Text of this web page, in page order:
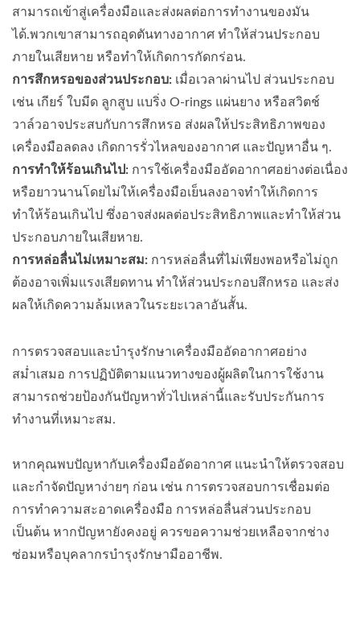
สามารถเข้าสู่เครื่องมือและส่งผลต่อการทำงานของมัน
ได้.พวกเขาสามารถอุดตันทางอากาศ ทำให้ส่วนประกอบ
ภายในเสียหาย หรือทำให้เกิดการกัดกร่อน.
การสึกหรอของส่วนประกอบ: เมื่อเวลาผ่านไป ส่วนประกอบ
เช่น เกียร์ ใบมีด ลูกสูบ แบริ่ง O-rings แผ่นยาง หรือสวิตช์
วาล์วอาจประสบกับการสึกหรอ ส่งผลให้ประสิทธิภาพของ
เครื่องมือลดลง เกิดการรั่วไหลของอากาศ และปัญหาอื่น ๆ.
การทำให้ร้อนเกินไป: การใช้เครื่องมืออัดอากาศอย่างต่อเนื่อง
หรือยาวนานโดยไม่ให้เครื่องมือเย็นลงอาจทำให้เกิดการ
ทำให้ร้อนเกินไป ซึ่งอาจส่งผลต่อประสิทธิภาพและทำให้ส่วน
ประกอบภายในเสียหาย.
การหล่อลื่นไม่เหมาะสม: การหล่อลื่นที่ไม่เพียงพอหรือไม่ถูก
ต้องอาจเพิ่มแรงเสียดทาน ทำให้ส่วนประกอบสึกหรอ และส่ง
ผลให้เกิดความล้มเหลวในระยะเวลาอันสั้น.
การตรวจสอบและบำรุงรักษาเครื่องมืออัดอากาศอย่าง
สม่ำเสมอ การปฏิบัติตามแนวทางของผู้ผลิตในการใช้งาน
สามารถช่วยป้องกันปัญหาทั่วไปเหล่านี้และรับประกันการ
ทำงานที่เหมาะสม.
หากคุณพบปัญหากับเครื่องมืออัดอากาศ แนะนำให้ตรวจสอบ
และกำจัดปัญหาง่ายๆ ก่อน เช่น การตรวจสอบการเชื่อมต่อ
การทำความสะอาดเครื่องมือ การหล่อลื่นส่วนประกอบ
เป็นต้น หากปัญหายังคงอยู่ ควรขอความช่วยเหลือจากช่าง
ซ่อมหรือบุคลากรบำรุงรักษามืออาชีพ.